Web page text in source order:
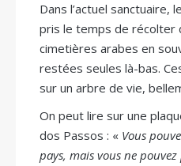
Dans l’actuel sanctuaire,
pris le temps de récolter
cimetières arabes en
restées seules là-bas.
sur un arbre de vie,
On peut lire sur une
dos Passos : « Vous
pays, mais vous ne